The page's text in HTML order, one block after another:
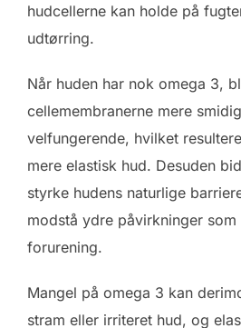
hudcellerne kan holde på
udtørring.
Når huden har nok omega 3,
cellemembranerne mere
velfungerende, hvilket
mere elastisk hud. Desuden
styrke hudens naturlige
modstå ydre påvirkninger
forurening.
Mangel på omega 3 kan
stram eller irriteret hud, og